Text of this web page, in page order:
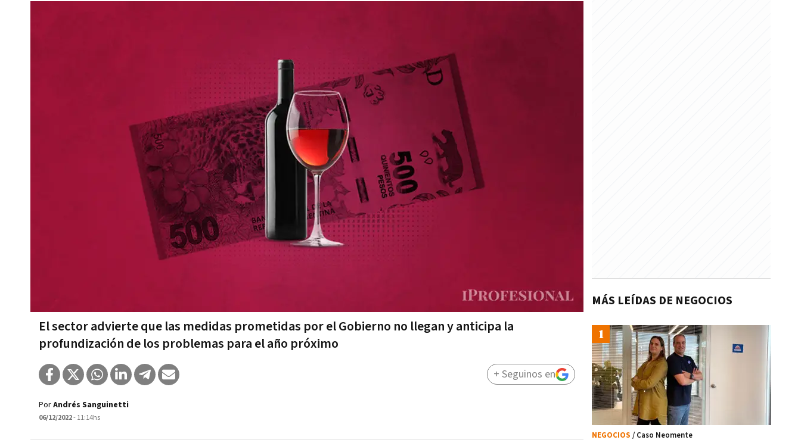
El sector advierte que las medidas prometidas por el Gobierno no llegan y anticipa la
profundización de los problemas para el año próximo
PorAndrés Sanguinetti
06/12/2022- 11:14hs
+ Seguinos en
MÁS LEÍDAS DE NEGOCIOS
NEGOCIOS / Caso Neomente